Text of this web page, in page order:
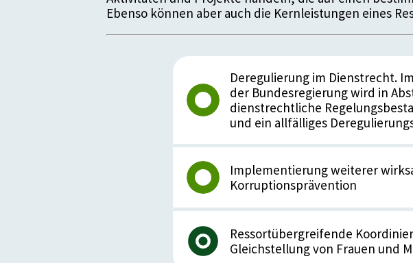
Ebenso können aber auch die Kernleistungen eines
Deregulierung im Dienstrecht.
der Bundesregierung wird in
dienstrechtliche
und ein allfälliges
Implementierung weiterer
Korruptionsprävention
Ressortübergreifende
Gleichstellung von Frauen und